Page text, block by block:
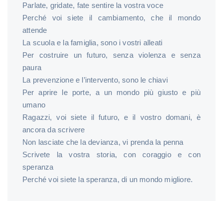
Parlate, gridate, fate sentire la vostra voce
Perché voi siete il cambiamento, che il mondo
attende
La scuola e la famiglia, sono i vostri alleati
Per costruire un futuro, senza violenza e senza
paura
La prevenzione e l’intervento, sono le chiavi
Per aprire le porte, a un mondo più giusto e più
umano
Ragazzi, voi siete il futuro, e il vostro domani, è
ancora da scrivere
Non lasciate che la devianza, vi prenda la penna
Scrivete la vostra storia, con coraggio e con
speranza
Perché voi siete la speranza, di un mondo migliore.